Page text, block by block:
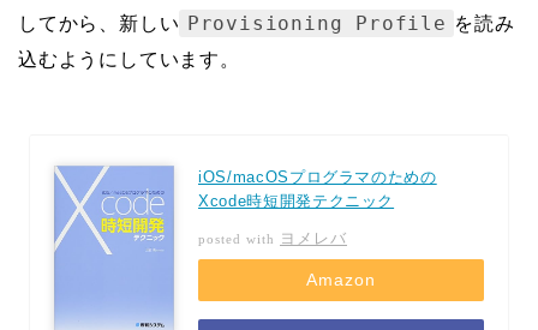
してから、新しい Provisioning Profile を読み
込むようにしています。
iOS/macOSプログラマのための
Xcode時短開発テクニック
posted with ヨメレバ
Amazon